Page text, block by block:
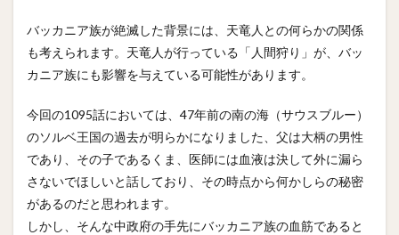
バッカニア族が絶滅した背景には、天竜人との何らかの関係
も考えられます。天竜人が行っている「人間狩り」が、バッ
カニア族にも影響を与えている可能性があります。
今回の1095話においては、47年前の南の海（サウスブルー）
のソルベ王国の過去が明らかになりました、父は大柄の男性
であり、その子であるくま、医師には血液は決して外に漏ら
さないでほしいと話しており、その時点から何かしらの秘密
があるのだと思われます。
しかし、そんな中政府の手先にバッカニア族の血筋であると